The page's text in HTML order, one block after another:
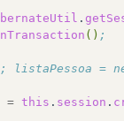
.
() ;
listaPessoa =
= this . session .